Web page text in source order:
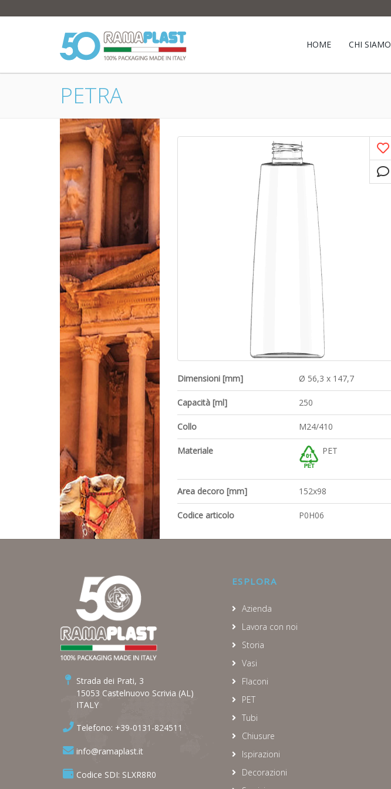
HOME CHI SIAMO
PETRA
Dimensioni [mm] Ø 56,3 x 147,7
Capacità [ml] 250
Collo M24/410
Materiale PET
Area decoro [mm] 152x98
Codice articolo P0H06
Strada dei Prati, 3
15053 Castelnuovo Scrivia (AL)
ITALY
Telefono: +39-0131-824511
info@ramaplast.it
Codice SDI: SLXR8R0
ESPLORA
Azienda
Lavora con noi
Storia
Vasi
Flaconi
PET
Tubi
Chiusure
Ispirazioni
Decorazioni